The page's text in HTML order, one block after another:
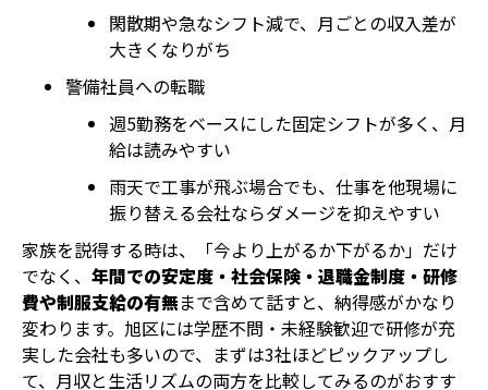
閑散期や急なシフト減で、月ごとの収入差が
大きくなりがち
警備社員への転職
週5勤務をベースにした固定シフトが多く、月
給は読みやすい
雨天で工事が飛ぶ場合でも、仕事を他現場に
振り替える会社ならダメージを抑えやすい
家族を説得する時は、「今より上がるか下がるか」だけ
でなく、 年間での安定度・社会保険・退職金制度・研修
費や制服支給の有無まで含めて話すと、納得感がかなり
変わります。旭区には学歴不問・未経験歓迎で研修が充
実した会社も多いので、まずは3社ほどピックアップし
て、月収と生活リズムの両方を比較してみるのがおすす